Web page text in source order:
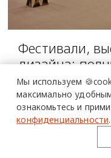
Фестивали,
дизайна:
год
ПЛАН НА
Мы используем
максимально
ознакомьтесь и
конфиденциальности.